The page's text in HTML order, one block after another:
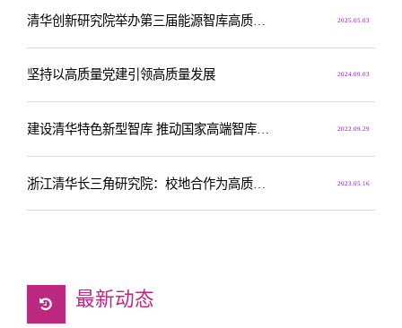
2025.05.03
2024.09.03
坚持以高质量党建引领高质量发展
2022.09.29
2023.05.16
最新动态